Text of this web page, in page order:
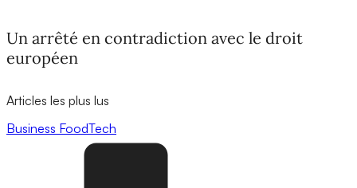
Un arrêté en contradiction avec le droit
européen
Articles les plus lus
Business FoodTech